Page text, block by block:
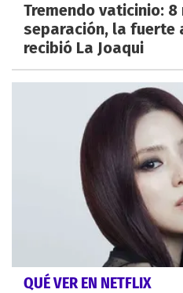
Tremendo vaticinio:
separación, la fuerte
recibió La Joaqui
QUÉ VER EN NETFLIX